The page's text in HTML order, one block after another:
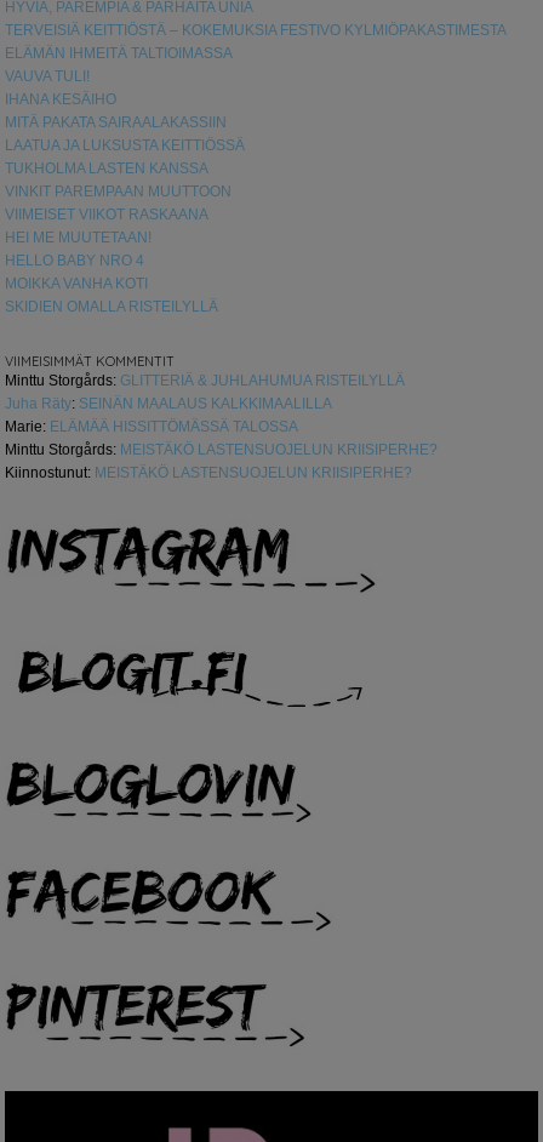
HYVIÄ, PAREMPIA & PARHAITA UNIA
TERVEISIÄ KEITTIÖSTÄ – KOKEMUKSIA FESTIVO KYLMIÖPAKASTIMESTA
ELÄMÄN IHMEITÄ TALTIOIMASSA
VAUVA TULI!
IHANA KESÄIHO
MITÄ PAKATA SAIRAALAKASSIIN
LAATUA JA LUKSUSTA KEITTIÖSSÄ
TUKHOLMA LASTEN KANSSA
VINKIT PAREMPAAN MUUTTOON
VIIMEISET VIIKOT RASKAANA
HEI ME MUUTETAAN!
HELLO BABY NRO 4
MOIKKA VANHA KOTI
SKIDIEN OMALLA RISTEILYLLÄ
VIIMEISIMMÄT KOMMENTIT
Minttu Storgårds: GLITTERIÄ & JUHLAHUMUA RISTEILYLLÄ
Juha Räty: SEINÄN MAALAUS KALKKIMAALILLA
Marie: ELÄMÄÄ HISSITTÖMÄSSÄ TALOSSA
Minttu Storgårds: MEISTÄKÖ LASTENSUOJELUN KRIISIPERHE?
Kiinnostunut: MEISTÄKÖ LASTENSUOJELUN KRIISIPERHE?